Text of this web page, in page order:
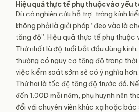
Hiệu quả thực tế phụ thuộc vào yếu
Dù có nghiên cứu hỗ trợ, tròng kính
không phải là giải pháp “đeo vào là
tăng độ”. Hiệu quả thực tế phụ thuộc
Thứ nhất là độ tuổi bắt đầu dùng
thường có nguy cơ tăng độ trong thời
việc kiểm soát sớm sẽ có ý nghĩa hơn.
Thứ hai là tốc độ tăng độ trước đó.
đến 1.00D mỗi năm, phụ huynh nên
đổi với chuyên viên khúc xạ hoặc